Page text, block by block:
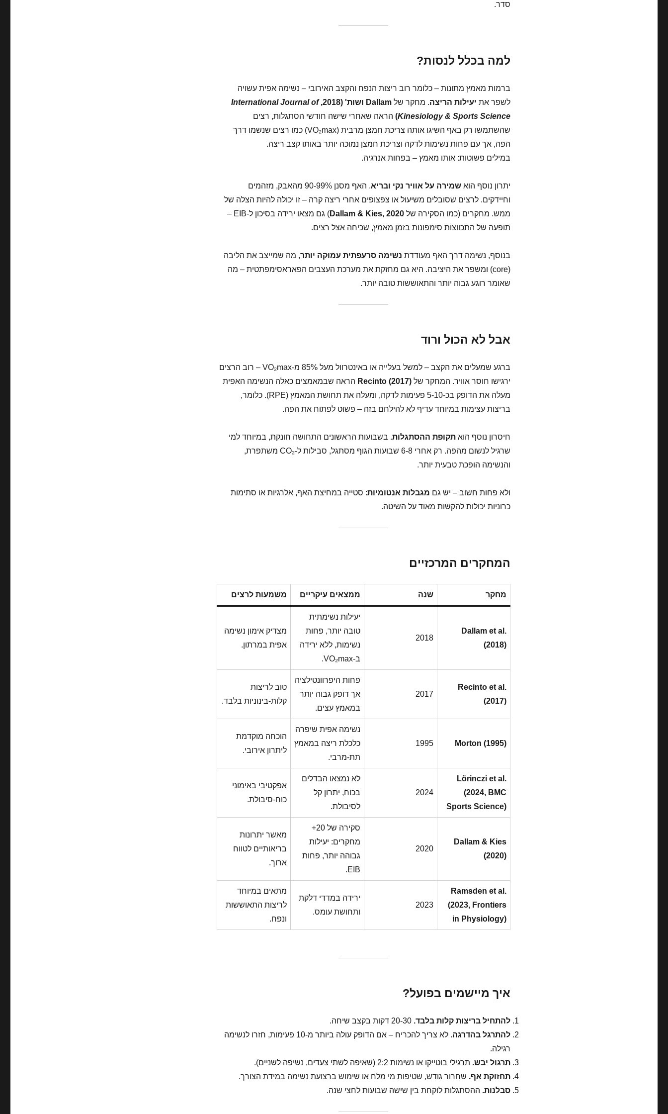
סדר.
למה בכלל לנסות?
ברמות מאמץ מתונות – כלומר רוב ריצות הנפח והקצב האירובי – נשימה אפית עשויה
לשפר את יעילות הריצה. מחקר של Dallam ושות' (2018,
International Journal of
Kinesiology & Sports Science
)הראה שאחרי שישה חודשי הסתגלות, רצים
שהשתמשו רק באף השיגו אותה צריכת חמצן מרבית (VO₂max) כמו רצים שנשמו דרך
הפה, אך עם פחות נשימות לדקה וצריכת חמצן נמוכה יותר באותו קצב ריצה.
במילים פשוטות: אותו מאמץ – בפחות אנרגיה.
יתרון נוסף הוא שמירה על אוויר נקי ובריא
. האף מסנן 90-99% מהאבק, מזהמים
וחיידקים. לרצים שסובלים משיעול או צפצופים אחרי ריצה קרה – זו יכולה להיות הצלה של
ממש. מחקרים (כמו הסקירה של Dallam & Kies, 2020
) גם מצאו ירידה בסיכון ל-EIB –
תופעה של התכווצות סימפונות בזמן מאמץ, שכיחה אצל רצים.
בנוסף, נשימה דרך האף מעודדת נשימה סרעפתית עמוקה יותר, מה שמייצב את הליבה
(core) ומשפר את היציבה. היא גם מחזקת את מערכת העצבים הפאראסימפתטית – מה
שאומר רוגע גבוה יותר והתאוששות טובה יותר.
אבל לא הכול ורוד
ברגע שמעלים את הקצב – למשל בעלייה או באינטרוול מעל 85% מ-VO₂max – רוב הרצים
ירגישו חוסר אוויר. המחקר של Recinto (2017) הראה שבמאמצים כאלה הנשימה האפית
מעלה את הדופק בכ-5-10 פעימות לדקה, ומעלה את תחושת המאמץ (RPE). כלומר,
בריצות עצימות במיוחד עדיף לא להילחם בזה – פשוט לפתוח את הפה.
חיסרון נוסף הוא תקופת ההסתגלות. בשבועות הראשונים התחושה חונקת, במיוחד למי
שרגיל לנשום מהפה. רק אחרי 6-8 שבועות הגוף מסתגל, סבילות ל-CO₂ משתפרת,
והנשימה הופכת טבעית יותר.
ולא פחות חשוב – יש גם מגבלות אנטומיות: סטייה במחיצת האף, אלרגיות או סתימות
כרוניות יכולות להקשות מאוד על השיטה.
המחקרים המרכזיים
מחקר שנה ממצאים עיקריים משמעות לרצים
Dallam et al.
(2018)
2018
יעילות נשימתית
טובה יותר, פחות
נשימות, ללא ירידה
ב-VO₂max.
מצדיק אימון נשימה
אפית במרתון.
Recinto et al.
(2017)
2017
פחות היפרוונטילציה
אך דופק גבוה יותר
במאמץ עצים.
טוב לריצות
קלות-בינוניות בלבד.
Morton (1995)
1995
נשימה אפית שיפרה
כלכלת ריצה במאמץ
תת-מרבי.
הוכחה מוקדמת
ליתרון אירובי.
Lörinczi et al.
(2024, BMC
Sports Science)
2024
לא נמצאו הבדלים
בכוח, יתרון קל
לסיבולת.
אפקטיבי באימוני
כוח-סיבולת.
Dallam & Kies
(2020)
2020
סקירה של 20+
מחקרים: יעילות
גבוהה יותר, פחות
EIB.
מאשר יתרונות
בריאותיים לטווח
ארוך.
Ramsden et al.
(2023, Frontiers
in Physiology)
2023
ירידה במדדי דלקת
ותחושת עומס.
מתאים במיוחד
לריצות התאוששות
ונפח.
איך מיישמים בפועל?
להתחיל בריצות קלות בלבד.
להתרגל בהדרגה.
לא צריך להכריח – אם הדופק עולה ביותר מ-10 פעימות, חזרו לנשימה
רגילה.
תרגול יבש. תרגילי בוטייקו או נשימות 2:2 (שאיפה לשתי צעדים, נשיפה לשניים).
תחזוקת אף. שחרור גודש, שטיפות מי מלח או שימוש ברצועת נשימה במידת הצורך.
סבלנות. ההסתגלות לוקחת בין שישה שבועות לחצי שנה.